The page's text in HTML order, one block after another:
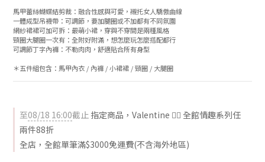
馬甲蕾絲蝴蝶結剪裁：融合性感與可愛，襯托女人驕傲曲線
一體成型吊襪帶：可調節，要加腿圈或不加都有不同氛圍
網紗裙裙可加可拆：最萌小裙，穿與不穿間是兩種風格
頸圈大腿圈一次有：全附好附滿，想怎麼玩怎麼搭配都行
可調節丁字內褲：不勒肉肉，舒適貼合所有身型
＊五件組包含：馬甲內衣 / 內褲 / 小裙裙 / 頸圈 / 大腿圈
至08/18 16:00截止 指定商品，Valentine ❤️‍🔥 全館情趣系列任
兩件88折
全店，全館單筆滿$3000免運費(不含海外地區)